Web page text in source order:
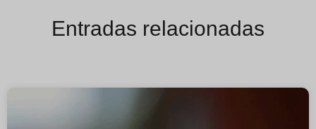
Entradas relacionadas